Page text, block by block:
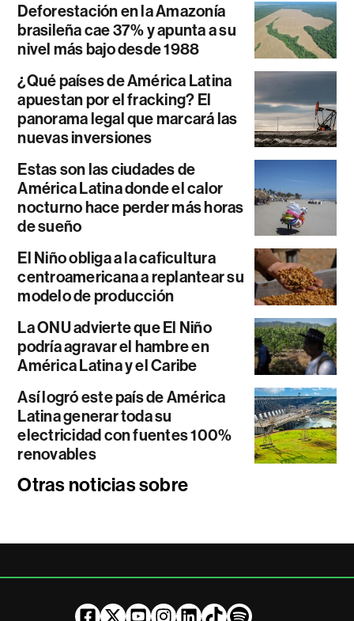
Deforestación en la Amazonía
brasileña cae 37% y apunta a su
nivel más bajo desde 1988
¿Qué países de América Latina
apuestan por el fracking? El
panorama legal que marcará las
nuevas inversiones
Estas son las ciudades de
América Latina donde el calor
nocturno hace perder más horas
de sueño
El Niño obliga a la caficultura
centroamericana a replantear su
modelo de producción
La ONU advierte que El Niño
podría agravar el hambre en
América Latina y el Caribe
Así logró este país de América
Latina generar toda su
electricidad con fuentes 100%
renovables
Otras noticias sobre